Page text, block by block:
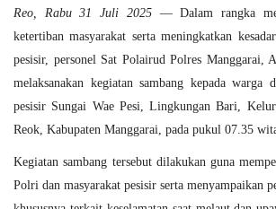
Reo, Rabu 31 Juli 2025
— Dalam rangka
ketertiban masyarakat serta meningkatkan
pesisir, personel Sat Polairud Polres Manggarai,
melaksanakan kegiatan sambang kepada warga
pesisir Sungai Wae Pesi, Lingkungan Bari,
Reok, Kabupaten Manggarai, pada pukul 07.35
Kegiatan sambang tersebut dilakukan guna
Polri dan masyarakat pesisir serta menyampaikan